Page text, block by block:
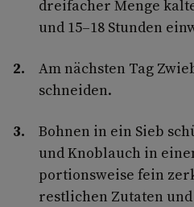
dreifacher Menge
und 15–18 Stunden
Am nächsten Tag
schneiden.
Bohnen in ein Sieb
und Knoblauch in
portionsweise fein
restlichen Zutaten und